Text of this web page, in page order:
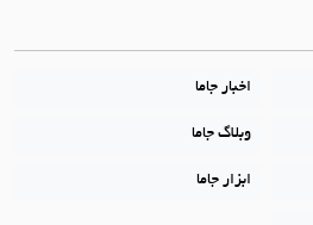
اخبار جاما
وبلاگ جاما
ابزار جاما